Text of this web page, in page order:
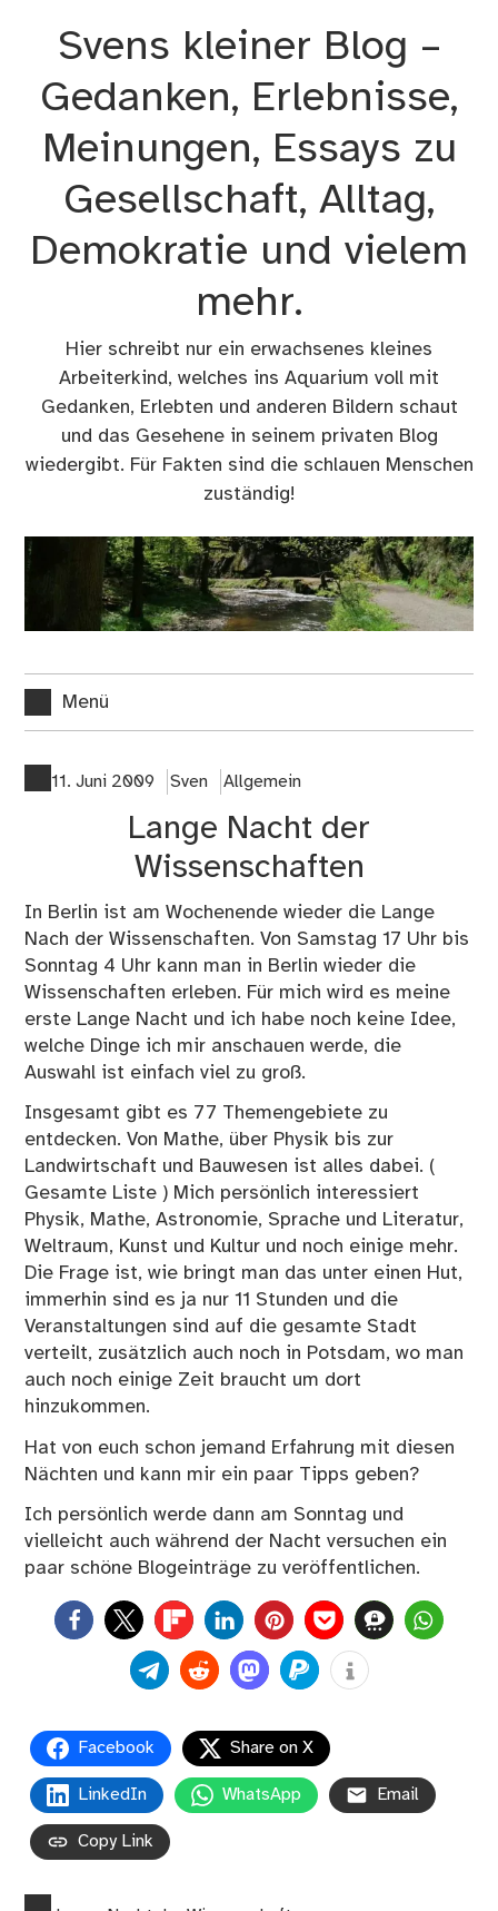
Svens kleiner Blog –
Gedanken, Erlebnisse,
Meinungen, Essays zu
Gesellschaft, Alltag,
Demokratie und vielem
mehr.
Hier schreibt nur ein erwachsenes kleines
Arbeiterkind, welches ins Aquarium voll mit
Gedanken, Erlebten und anderen Bildern schaut
und das Gesehene in seinem privaten Blog
wiedergibt. Für Fakten sind die schlauen Menschen
zuständig!
Menü
11. Juni 2009 Sven Allgemein
Lange Nacht der
Wissenschaften
In Berlin ist am Wochenende wieder die Lange
Nach der Wissenschaften. Von Samstag 17 Uhr bis
Sonntag 4 Uhr kann man in Berlin wieder die
Wissenschaften erleben. Für mich wird es meine
erste Lange Nacht und ich habe noch keine Idee,
welche Dinge ich mir anschauen werde, die
Auswahl ist einfach viel zu groß.
Insgesamt gibt es 77 Themengebiete zu
entdecken. Von Mathe, über Physik bis zur
Landwirtschaft und Bauwesen ist alles dabei. (
Gesamte Liste ) Mich persönlich interessiert
Physik, Mathe, Astronomie, Sprache und Literatur,
Weltraum, Kunst und Kultur und noch einige mehr.
Die Frage ist, wie bringt man das unter einen Hut,
immerhin sind es ja nur 11 Stunden und die
Veranstaltungen sind auf die gesamte Stadt
verteilt, zusätzlich auch noch in Potsdam, wo man
auch noch einige Zeit braucht um dort
hinzukommen.
Hat von euch schon jemand Erfahrung mit diesen
Nächten und kann mir ein paar Tipps geben?
Ich persönlich werde dann am Sonntag und
vielleicht auch während der Nacht versuchen ein
paar schöne Blogeinträge zu veröffentlichen.
0
Facebook Share on X
LinkedIn WhatsApp Email
Copy Link